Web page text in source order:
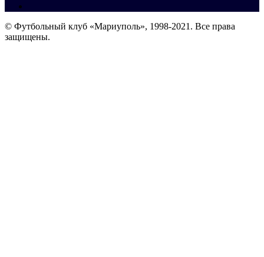
© Футбольный клуб «Мариуполь», 1998-2021. Все права
защищены.